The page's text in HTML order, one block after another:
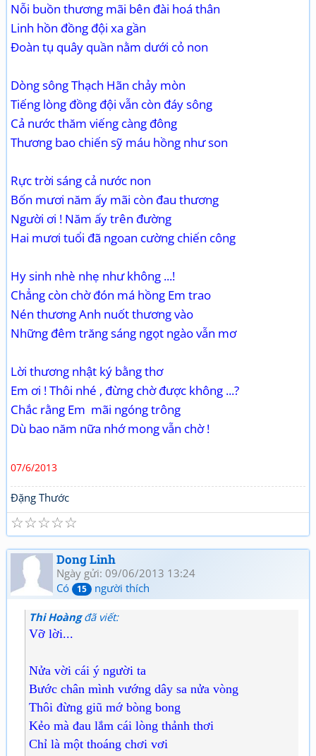
Nỗi buồn thương mãi bên đài hoá thân
Linh hồn đồng đội xa gần
Đoàn tụ quây quần nằm dưới cỏ non
Dòng sông Thạch Hãn chảy mòn
Tiếng lòng đồng đội vẫn còn đáy sông
Cả nước thăm viếng càng đông
Thương bao chiến sỹ máu hồng như son
Rực trời sáng cả nước non
Bốn mươi năm ấy mãi còn đau thương
Người ơi ! Năm ấy trên đường
Hai mươi tuổi đã ngoan cường chiến công
Hy sinh nhè nhẹ như không ...!
Chẳng còn chờ đón má hồng Em trao
Nén thương Anh nuốt thương vào
Những đêm trăng sáng ngọt ngào vẫn mơ
Lời thương nhật ký bằng thơ
Em ơi ! Thôi nhé , đừng chờ được không ...?
Chắc rằng Em mãi ngóng trông
Dù bao năm nữa nhớ mong vẫn chờ !
07/6/2013
Đặng Thước
☆
☆
☆
☆
☆
Dong Linh
Ngày gửi: 09/06/2013 13:24
Có
15 người thích
Thi Hoàngđã viết:
Vỡ lời...
Nửa vời cái ý người ta
Bước chân mình vướng dây sa nửa vòng
Thôi đừng giũ mớ bòng bong
Kẻo mà đau lắm cái lòng thảnh thơi
Chỉ là một thoáng chơi vơi